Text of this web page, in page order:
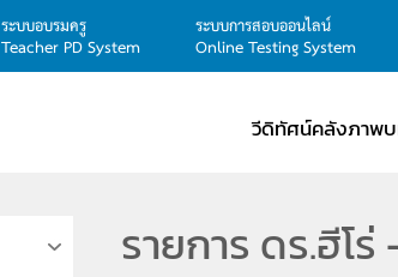
ระบบอบรมครู
Teacher PD System
ระบบการสอบออนไลน์
Online Testing System
วีดิทัศน์คลังภาพ
รายการ ดร.ฮีโ